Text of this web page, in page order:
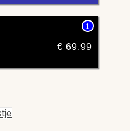
i
€ 69,99